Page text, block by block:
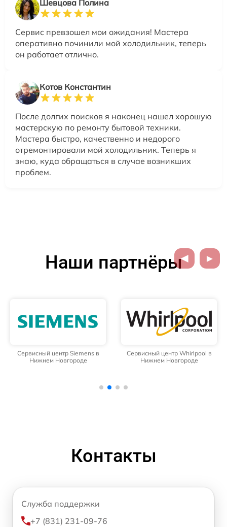
Шевцова Полина
Сервис превзошел мои ожидания! Мастера
оперативно починили мой холодильник, теперь
он работает отлично.
Котов Константин
После долгих поисков я наконец нашел хорошую
мастерскую по ремонту бытовой техники.
Мастера быстро, качественно и недорого
отремонтировали мой холодильник. Теперь я
знаю, куда обращаться в случае возникших
проблем.
Наши партнёры
Сервисный центр Siemens в
Нижнем Новгороде
Сервисный центр Whirlpool в
Нижнем Новгороде
Контакты
Служба поддержки
+7 (831) 231-09-76